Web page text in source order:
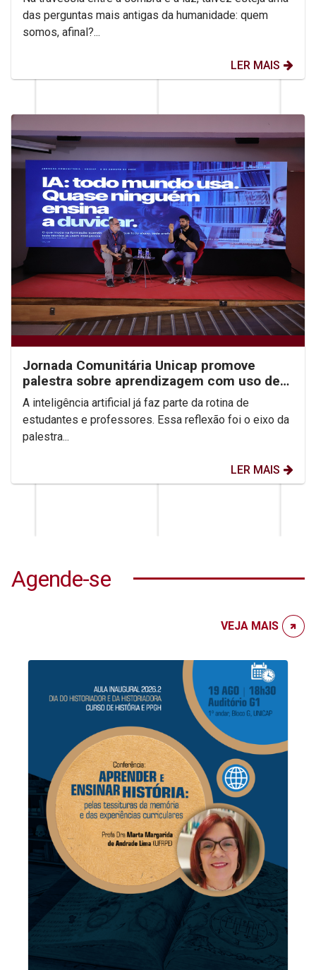
das perguntas mais antigas da humanidade: quem
somos, afinal?...
LER MAIS
Jornada Comunitária Unicap promove
palestra sobre aprendizagem com uso de
IA
A inteligência artificial já faz parte da rotina de
estudantes e professores. Essa reflexão foi o eixo da
palestra...
LER MAIS
Agende-se
VEJA MAIS